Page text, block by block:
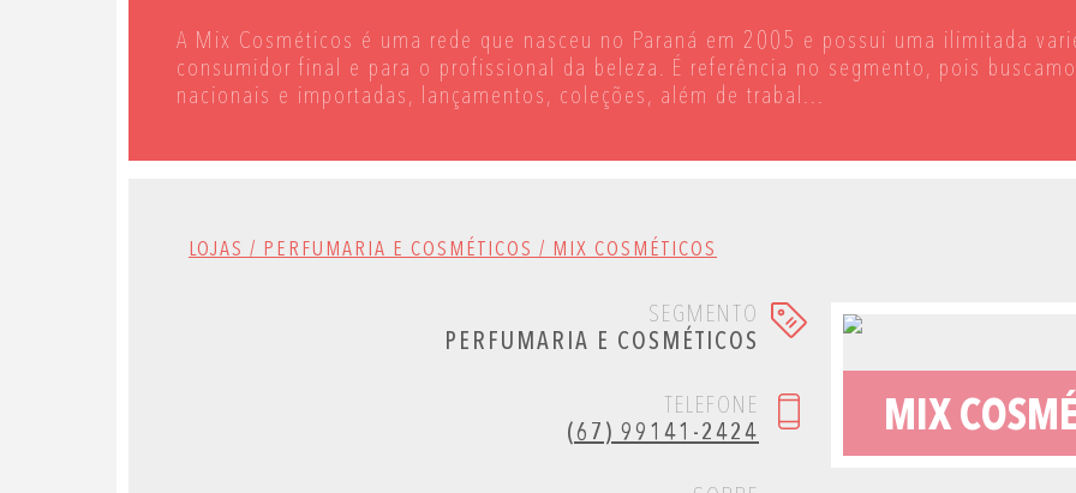
A Mix Cosméticos é uma rede que nasceu no Paraná em 2005 e possui uma ilimitada
consumidor final e para o profissional da beleza. É referência no segmento, pois
nacionais e importadas, lançamentos, coleções, além de trabal...
LOJAS / PERFUMARIA E COSMÉTICOS / MIX COSMÉTICOS
SEGMENTO
PERFUMARIA E COSMÉTICOS
TELEFONE
(67) 99141-2424
MIX